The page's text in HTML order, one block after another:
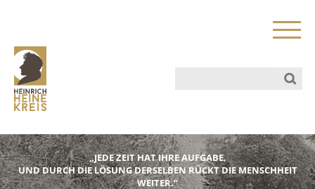
„JEDE ZEIT HAT IHRE AUFGABE,
UND DURCH DIE LÖSUNG DERSELBEN RÜCKT DIE MENSCHHEIT
WEITER.“